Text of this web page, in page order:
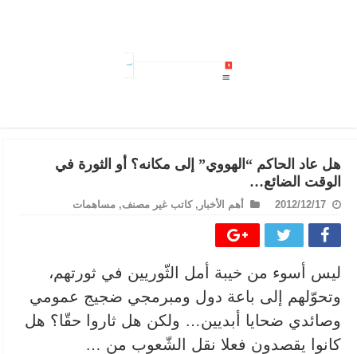
هل عاد الحاكم “الهووي” إلى مكانه؟ أو الثورة في
الوقت الضائع…
2012/12/17 أهم الأخبار ,كاتب غير مصنف, مساهمات
ليس أسوء من خيبة أمل الثّوريين في ثورتهم،
وتحوّلهم إلى باعة دول ومبرمجي ضجيج عمومي
وصائدي ضحايا أبديين… ولكن هل ثاروا حقّا؟ هل
كانوا يقصدون فعلا نقل الشّعوب من …